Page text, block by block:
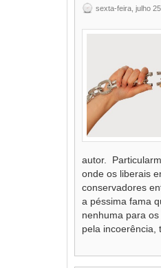
sexta-feira, julho
autor.
onde os liberais
conservadores
a péssima fama
nenhuma para
pela incoerência,